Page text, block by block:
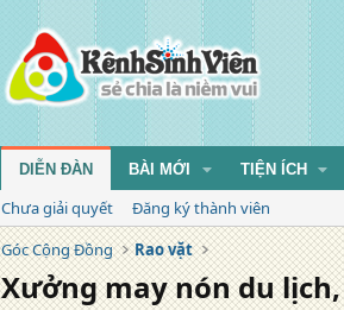
DIỄN ĐÀN BÀI MỚI TIỆN ÍCH
Chưa giải quyết
Đăng ký thành viên
Góc Cộng Đồng
Rao vặt
Xưởng may nón du